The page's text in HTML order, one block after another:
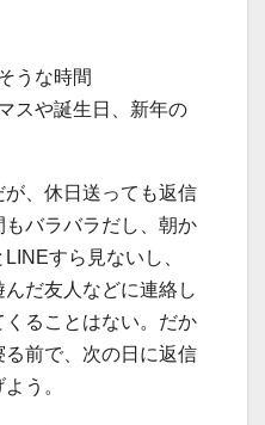
うな時間
スや誕生日、新年の
、休日送っても返信
バラバラだし、朝か
すら見ないし、
だ友人などに連絡し
ることはない。だか
前で、次の日に返信
う。